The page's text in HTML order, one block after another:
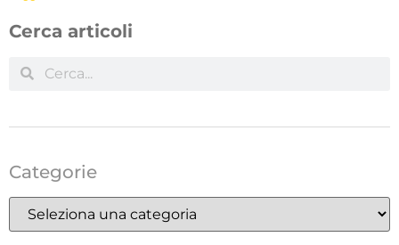
Cerca articoli
Categorie